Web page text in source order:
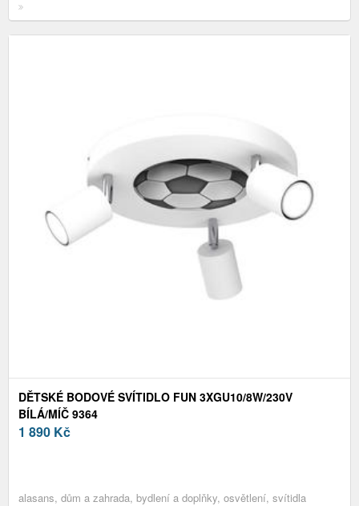
DĚTSKÉ BODOVÉ SVÍTIDLO FUN 3XGU10/8W/230V
BÍLÁ/MÍČ 9364
1 890 Kč
alasans, dům a zahrada, bydlení a doplňky, osvětlení, svítidla